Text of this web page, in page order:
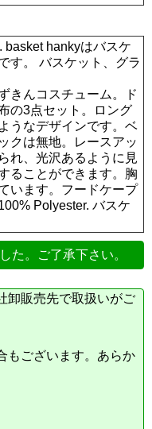
basket hankyはバスケ
す。 バスケット、グラ
きんコスチューム。ド
の3点セット。ロング
うなデザインです。ベ
クは無地。レースアッ
れ、光沢あるように見
ることができます。胸
います。フードケープ
Polyester. バスケ
た。ご了承下さい。
卸販売先で取扱いがご
もございます。あらか